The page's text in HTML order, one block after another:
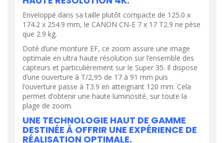
Enveloppé dans sa taille plutôt compacte de 125.0 x
174.2 x 254.9 mm, le CANON CN-E 7 x 17 T2.9 ne pèse
que 2.9 kg.
Doté d’une monture EF, ce zoom assure une image
optimale en ultra haute résolution sur l’ensemble des
capteurs et particulièrement sur le Super 35. Il dispose
d’une ouverture à T/2,95 de 17 à 91 mm puis
l’ouverture passe à T3.9 en atteignant 120 mm. Cela
permet d’obtenir une haute luminosité, sur toute la
plage de zoom.
UNE TECHNOLOGIE HAUT DE GAMME
DESTINÉE À OFFRIR UNE EXPÉRIENCE DE
RÉALISATION OPTIMALE.